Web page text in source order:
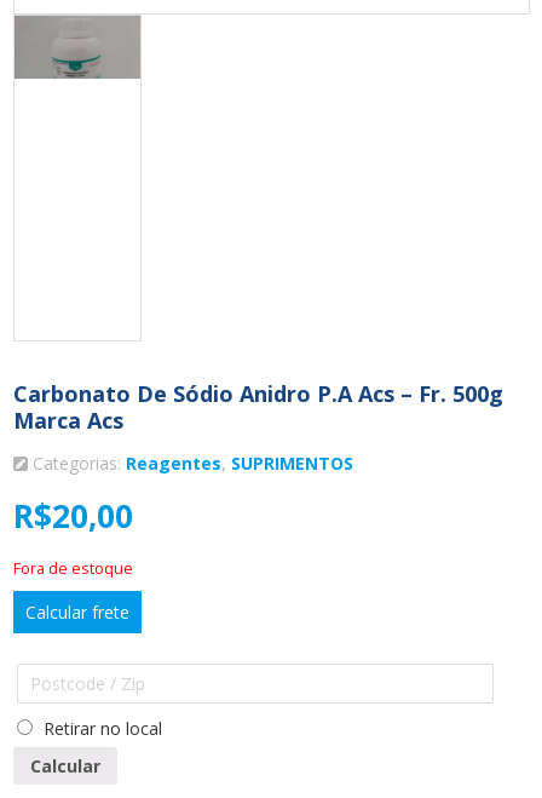
Carbonato De Sódio Anidro P.a Acs – Fr. 500g
Marca Acs
Categorias: Reagentes, SUPRIMENTOS
R$20,00
Fora de estoque
Calcular frete
Retirar no local
Calcular